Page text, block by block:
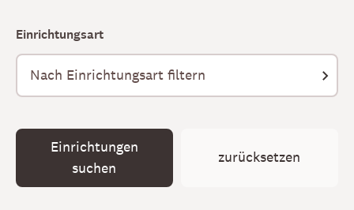
Einrichtungsart
Einrichtungen
suchen
zurücksetzen